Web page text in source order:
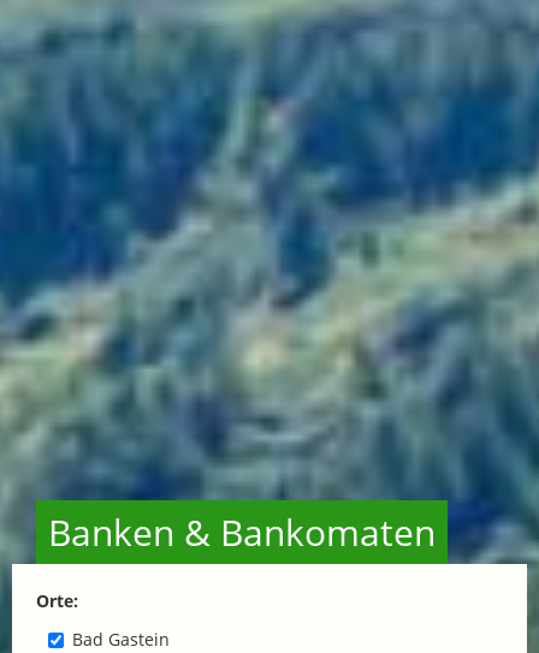
Banken & Bankomaten
Orte:
Bad Gastein